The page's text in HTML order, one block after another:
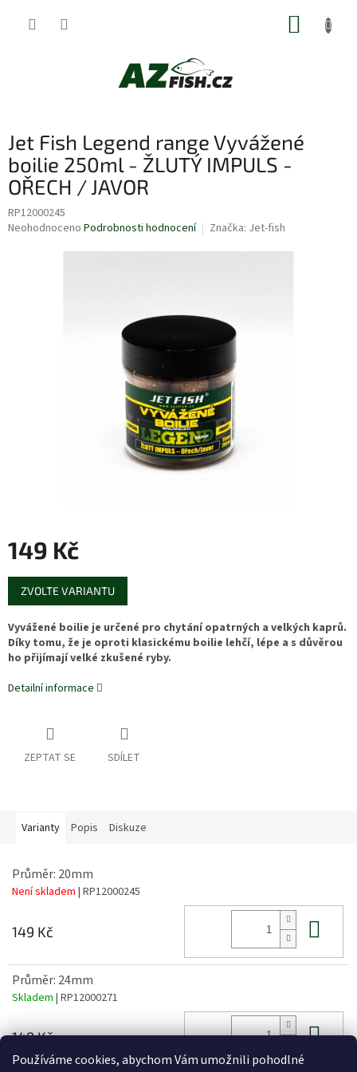
Používáme cookies, abychom Vám umožnili pohodlné
Jet Fish Legend range Vyvážené
boilie 250ml - ŽLUTÝ IMPULS -
OŘECH / JAVOR
RP12000245
Průměrné
Neohodnoceno Podrobnosti hodnocení Značka: Jet-fish
149 Kč
Měrná
cena:
ZVOLTE VARIANTU
Vyvážené boilie je určené pro chytání opatrných a velkých kaprů.
Díky tomu, že je oproti klasickému boilie lehčí, lépe a s důvěrou
ho přijímají velké zkušené ryby.
Detailní informace
ZEPTAT SE SDÍLET
Varianty Popis Diskuze
Průměr: 20mm
Není skladem | RP12000245
149 Kč
Průměr: 24mm
Skladem | RP12000271
149 Kč Do